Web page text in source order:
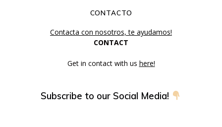
CONTACTO
Contacta con nosotros, te ayudamos!
CONTACT
Get in contact with us here!
Subscribe to our Social Media!